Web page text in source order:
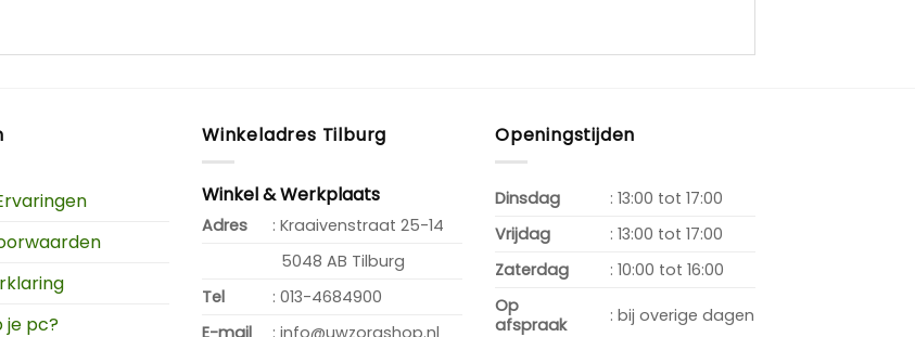
je pc?
Winkeladres Tilburg
Winkel & Werkplaats
Adres
: Kraaivenstraat 25-14
5048 AB Tilburg
Tel
: 013-4684900
E-mail
: info@uwzorgshop.nl
Openingstijden
Dinsdag
: 13:00 tot 17:00
Vrijdag
: 13:00 tot 17:00
Zaterdag
: 10:00 tot 16:00
Op
afspraak
: bij overige dagen